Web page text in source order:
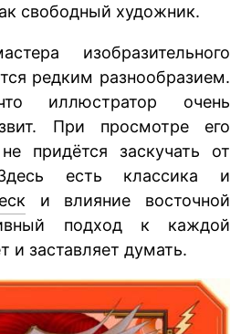
свободный художник.
изобразительного
редким разнообразием.
иллюстратор очень
При просмотре его
придётся заскучать от
есть классика и
и влияние восточной
подход к каждой
и заставляет думать.